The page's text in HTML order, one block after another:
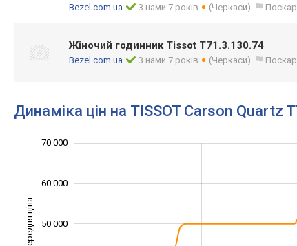
Bezel.com.ua
З нами 7 років (Черкаси)
Жіночий годинник Tissot T71.3.130.74
Bezel.com.ua З нами 7 років (Черкаси)
Динаміка цін на TISSOT Carson Quartz
Середня ціна 30 000
50 000
60 000
70 000